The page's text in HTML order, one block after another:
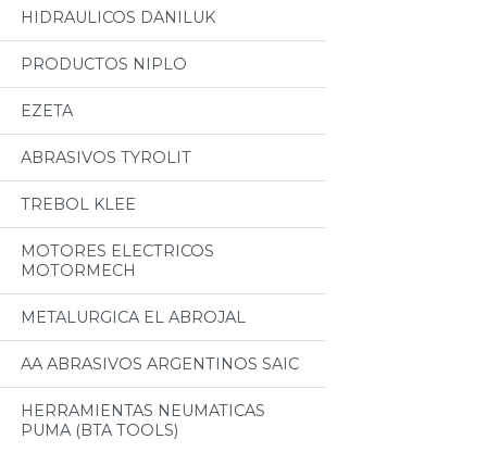
HIDRAULICOS DANILUK
PRODUCTOS NIPLO
EZETA
ABRASIVOS TYROLIT
TREBOL KLEE
MOTORES ELECTRICOS
MOTORMECH
METALURGICA EL ABROJAL
AA ABRASIVOS ARGENTINOS SAIC
HERRAMIENTAS NEUMATICAS
PUMA (BTA TOOLS)